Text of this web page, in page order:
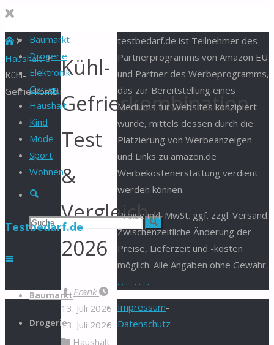
Baumarkt
Drogerie
Elektronik
Garten
Haushalt
Kind
Mode
Sport
Wohnen
Suche
Suchen Suche
Testbedarf.de
Zum
springen
Baumarkt
Drogerie
Start
Haushalt
Kühl-
Gefrierkombination
Kühl-
Gefrierkombination
Test
&
Vergleich
2026
Frank
13. Juli 2026
13. Juli 2026
Haushalt
testbedarf.de ist Teilnehmer des
Partnerprogramms von Amazon EU
und Partner des Werbeprogramms,
das zur Bereitstellung eines
Mediums für Websites konzipiert
wurde, mittels dessen durch die
Platzierung von Werbeanzeigen
und Links zu amazon.de
Werbekostenerstattung verdient
werden können.
Preise inkl. MwSt. ggf. zzgl. Versand.
Zwischenzeitliche Änderung der
Preise, Lieferzeit und -kosten
möglich. Alle Angaben ohne Gewähr.
. . . . . . . .
Impressum-
Datenschutz-